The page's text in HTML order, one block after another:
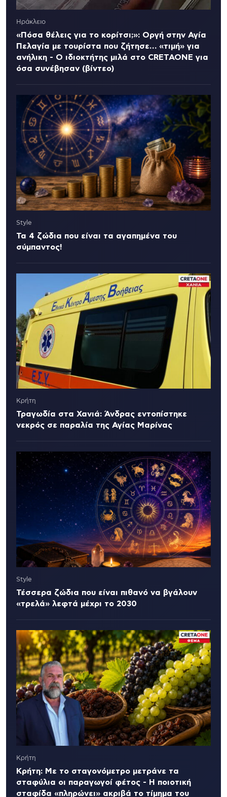
Ηράκλειο
«Πόσα θέλεις για το κορίτσι;»: Οργή στην Αγία
Πελαγία με τουρίστα που ζήτησε… «τιμή» για
ανήλικη - Ο ιδιοκτήτης μιλά στο CRETAONE για
όσα συνέβησαν (βίντεο)
Style
Τα 4 ζώδια που είναι τα αγαπημένα του
σύμπαντος!
Κρήτη
Τραγωδία στα Χανιά: Άνδρας εντοπίστηκε
νεκρός σε παραλία της Αγίας Μαρίνας
Style
Τέσσερα ζώδια που είναι πιθανό να βγάλουν
«τρελά» λεφτά μέχρι το 2030
Κρήτη
Κρήτη: Με το σταγονόμετρο μετράνε τα
σταφύλια οι παραγωγοί φέτος - Η ποιοτική
σταφίδα «πληρώνει» ακριβά το τίμημα του